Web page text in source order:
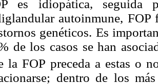
es idiopática, seguida
autoinmune, FOP
genéticos. Es
de los casos se han
la FOP preceda a estas o
dentro de los